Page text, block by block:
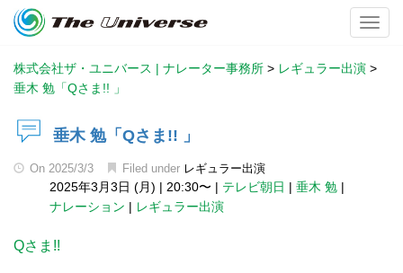
株式会社ザ・ユニバース | ナレーター事務所 > レギュラー出演 >
垂木 勉「Qさま!! 」
垂木 勉「Qさま!! 」
On 2025/3/3 Filed under レギュラー出演
2025年3月3日 (月) | 20:30〜 | テレビ朝日 | 垂木 勉 |
ナレーション | レギュラー出演
Qさま!!